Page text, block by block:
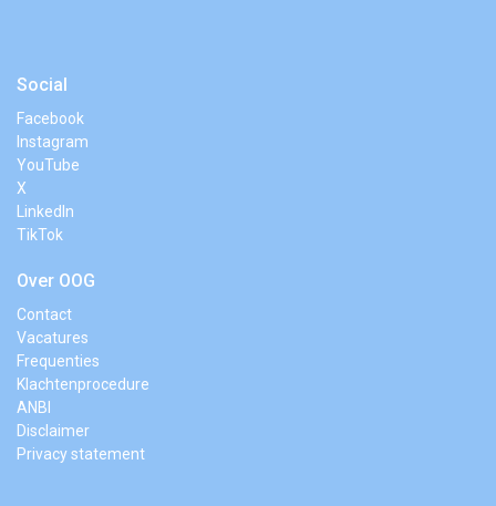
Social
Facebook
Instagram
YouTube
X
LinkedIn
TikTok
Over OOG
Contact
Vacatures
Frequenties
Klachtenprocedure
ANBI
Disclaimer
Privacy statement